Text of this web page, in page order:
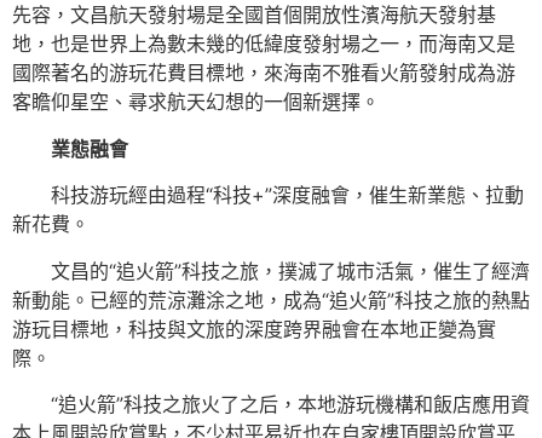
先容，文昌航天發射場是全國首個開放性濱海航天發射基
地，也是世界上為數未幾的低緯度發射場之一，而海南又是
國際著名的游玩花費目標地，來海南不雅看火箭發射成為游
客瞻仰星空、尋求航天幻想的一個新選擇。
業態融會
科技游玩經由過程“科技+”深度融會，催生新業態、拉動
新花費。
文昌的“追火箭”科技之旅，撲滅了城市活氣，催生了經濟
新動能。已經的荒涼灘涂之地，成為“追火箭”科技之旅的熱點
游玩目標地，科技與文旅的深度跨界融會在本地正變為實
際。
“追火箭”科技之旅火了之后，本地游玩機構和飯店應用資
本上風開設欣賞點，不少村平易近也在自家樓頂開設欣賞平